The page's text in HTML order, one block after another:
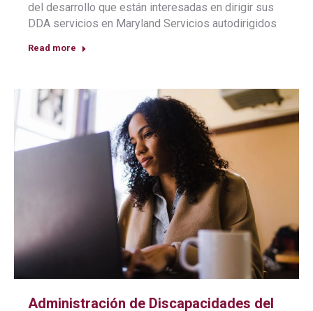
del desarrollo que están interesadas en dirigir sus
DDA servicios en Maryland Servicios autodirigidos
Read more
Administración de Discapacidades del